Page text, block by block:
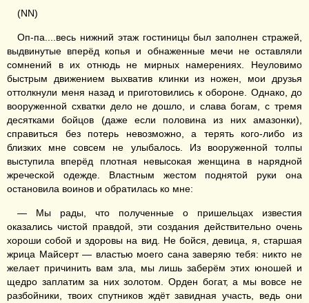
(NN)
Оп-па....весь нижний этаж гостиницы был заполнен стражей,
выдвинутые вперёд копья и обнаженные мечи не оставляли
сомнений в их отнюдь не мирных намерениях. Неуловимо
быстрым движением выхватив клинки из ножен, мои друзья
оттолкнули меня назад и приготовились к обороне. Однако, до
вооруженной схватки дело не дошло, и слава богам, с тремя
десятками бойцов (даже если половина из них амазонки),
справиться без потерь невозможно, а терять кого-либо из
близких мне совсем не улыбалось. Из вооруженной толпы
выступила вперёд плотная невысокая женщина в нарядной
жреческой одежде. Властным жестом поднятой руки она
остановила воинов и обратилась ко мне:
— Мы рады, что полученные о пришельцах известия
оказались чистой правдой, эти создания действительно очень
хороши собой и здоровы на вид. Не бойся, девица, я, старшая
жрица Майсерт — властью моего сана заверяю тебя: никто не
желает причинить вам зла, мы лишь заберём этих юношей и
щедро заплатим за них золотом. Орден богат, а мы вовсе не
разбойники, твоих спутников ждёт завидная участь, ведь они